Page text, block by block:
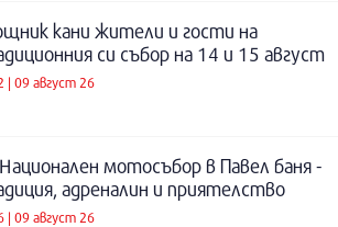
кани жители и гости на
си събор на 14 и 15 август
| 09 август 26
мотосъбор в Павел баня -
адреналин и приятелство
| 09 август 26